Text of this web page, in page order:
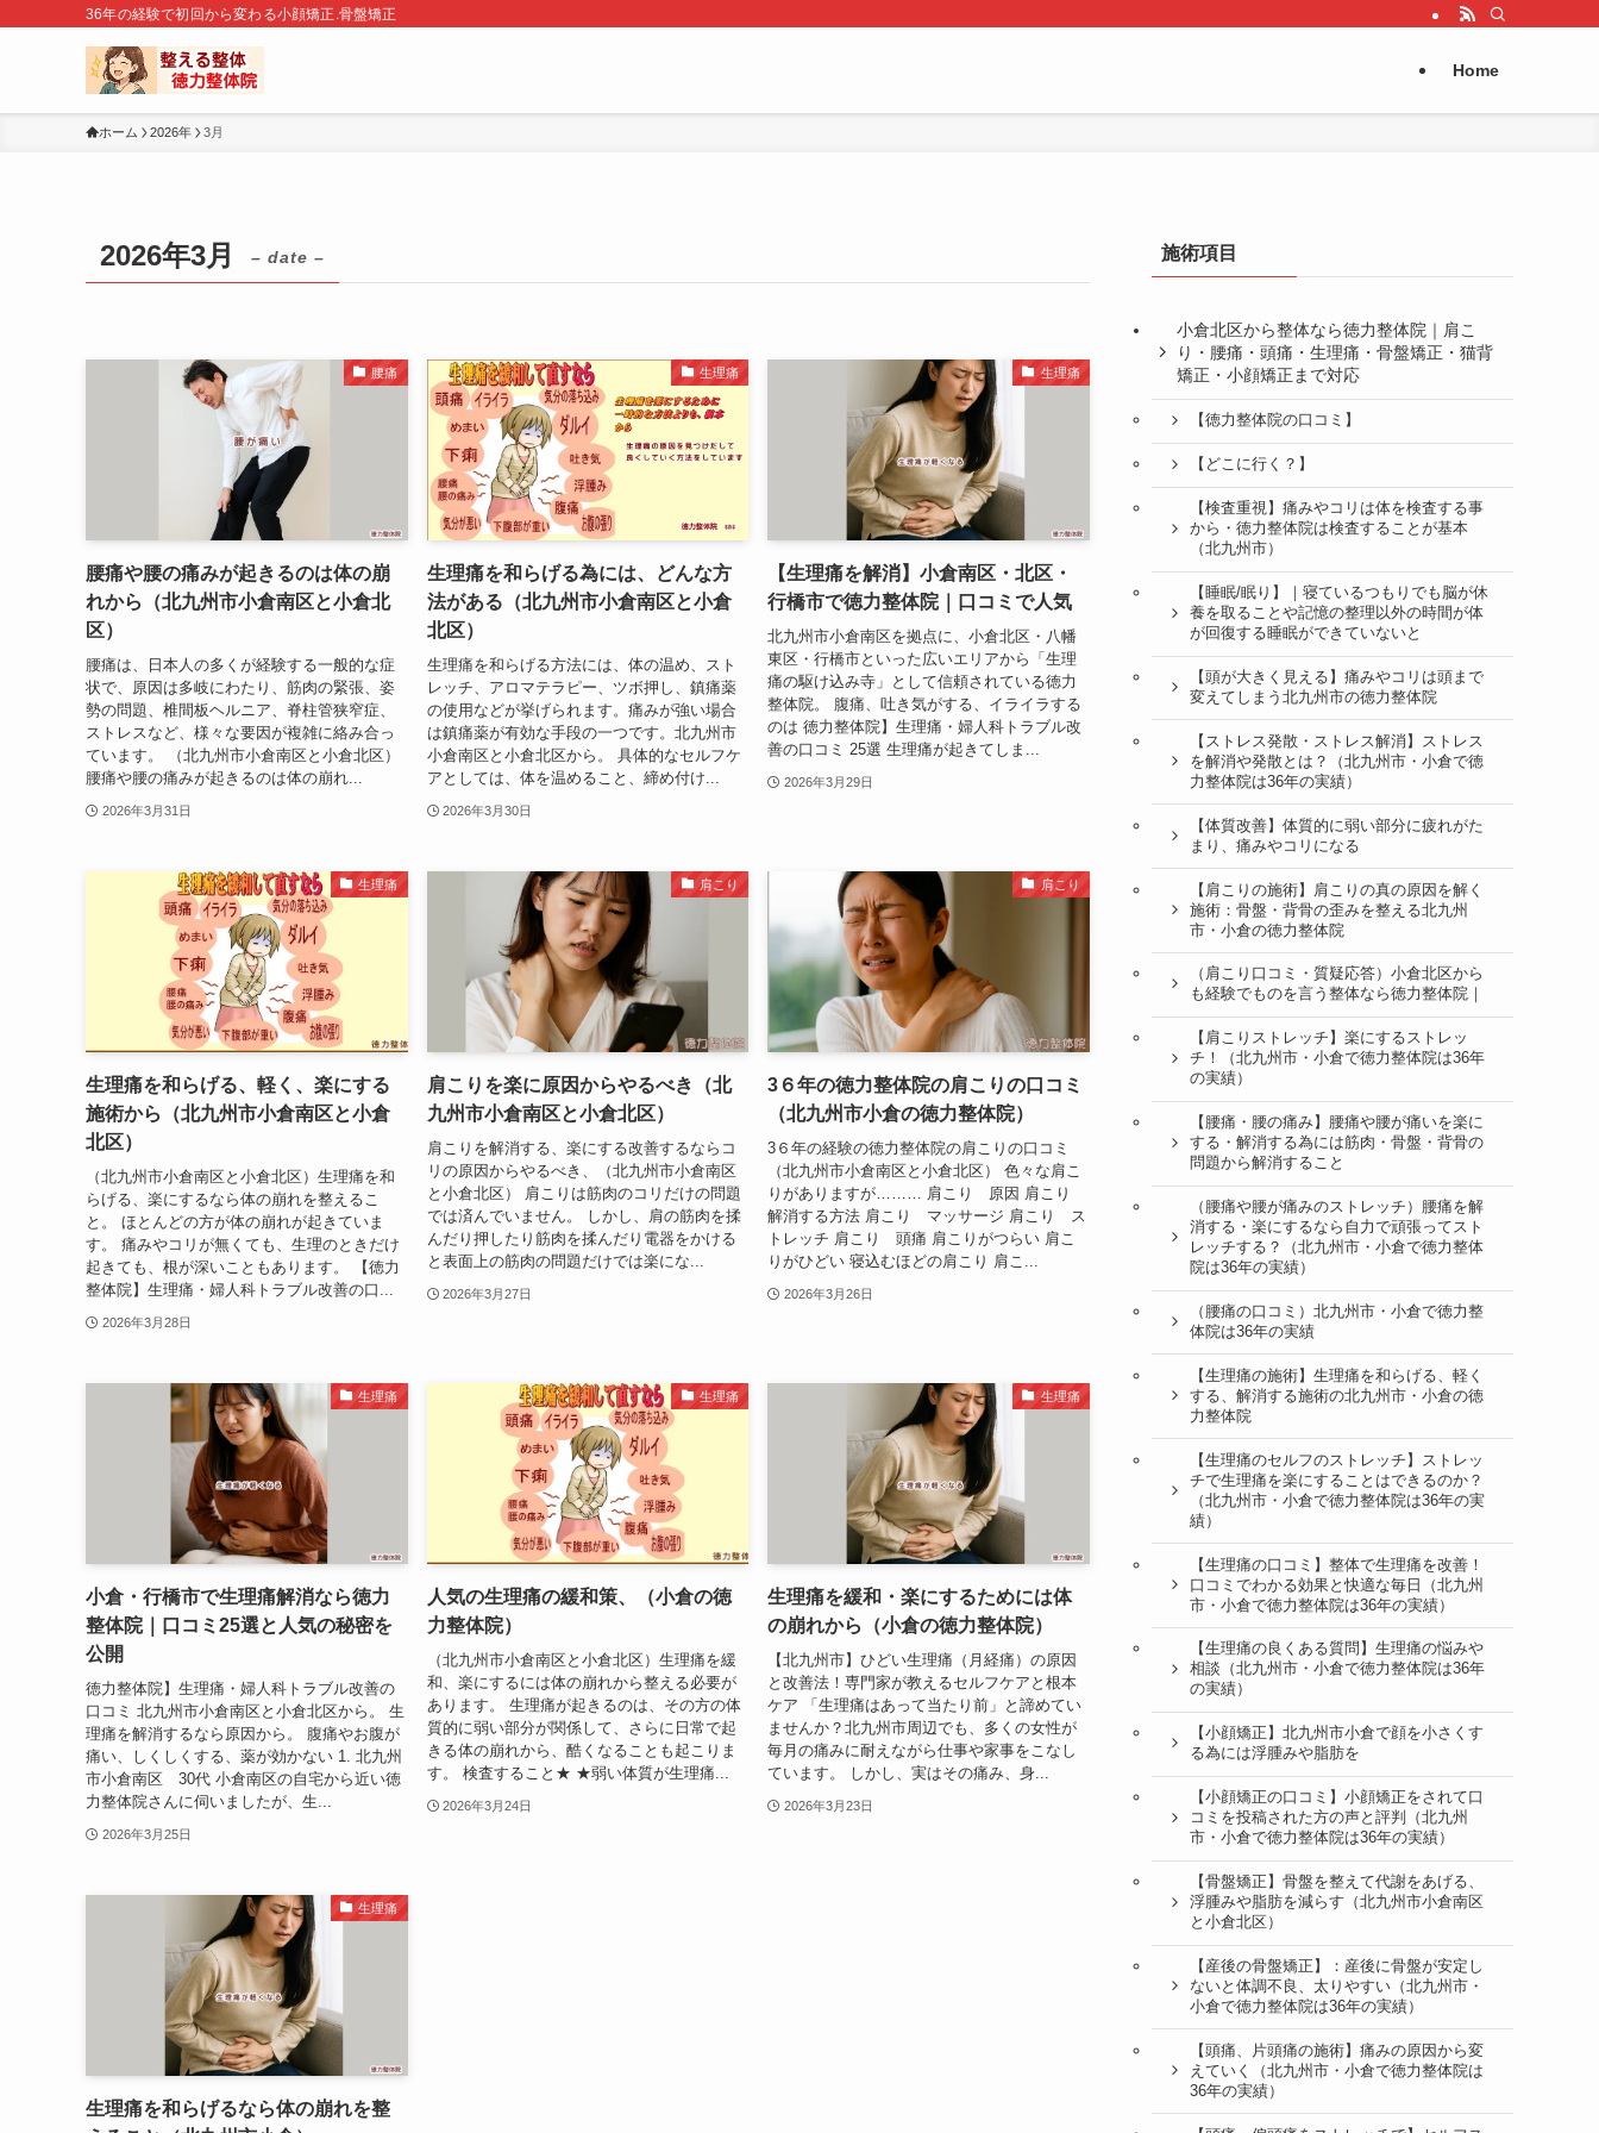
36年の経験で初回から変わる小顔矯正.骨盤矯正
Home
ホーム 2026年 3月
2026年3月 – date –
腰痛
腰痛や腰の痛みが起きるのは体の崩
れから（北九州市小倉南区と小倉北
区）
腰痛は、日本人の多くが経験する一般的な症
状で、原因は多岐にわたり、筋肉の緊張、姿
勢の問題、椎間板ヘルニア、脊柱管狭窄症、
ストレスなど、様々な要因が複雑に絡み合っ
ています。 （北九州市小倉南区と小倉北区）
腰痛や腰の痛みが起きるのは体の崩れ...
2026年3月31日
生理痛
生理痛を和らげる為には、どんな方
法がある（北九州市小倉南区と小倉
北区）
生理痛を和らげる方法には、体の温め、スト
レッチ、アロマテラピー、ツボ押し、鎮痛薬
の使用などが挙げられます。痛みが強い場合
は鎮痛薬が有効な手段の一つです。北九州市
小倉南区と小倉北区から。 具体的なセルフケ
アとしては、体を温めること、締め付け...
2026年3月30日
生理痛
【生理痛を解消】小倉南区・北区・
行橋市で徳力整体院｜口コミで人気
北九州市小倉南区を拠点に、小倉北区・八幡
東区・行橋市といった広いエリアから「生理
痛の駆け込み寺」として信頼されている徳力
整体院。 腹痛、吐き気がする、イライラする
のは 徳力整体院】生理痛・婦人科トラブル改
善の口コミ 25選 生理痛が起きてしま...
2026年3月29日
生理痛
生理痛を和らげる、軽く、楽にする
施術から（北九州市小倉南区と小倉
北区）
（北九州市小倉南区と小倉北区）生理痛を和
らげる、楽にするなら体の崩れを整えるこ
と。 ほとんどの方が体の崩れが起きていま
す。 痛みやコリが無くても、生理のときだけ
起きても、根が深いこともあります。 【徳力
整体院】生理痛・婦人科トラブル改善の口...
2026年3月28日
肩こり
肩こりを楽に原因からやるべき（北
九州市小倉南区と小倉北区）
肩こりを解消する、楽にする改善するならコ
リの原因からやるべき、（北九州市小倉南区
と小倉北区） 肩こりは筋肉のコリだけの問題
では済んでいません。 しかし、肩の筋肉を揉
んだり押したり筋肉を揉んだり電器をかける
と表面上の筋肉の問題だけでは楽にな...
2026年3月27日
肩こり
3６年の徳力整体院の肩こりの口コミ
（北九州市小倉の徳力整体院）
3６年の経験の徳力整体院の肩こりの口コミ
（北九州市小倉南区と小倉北区） 色々な肩こ
りがありますが……… 肩こり 原因 肩こり
解消する方法 肩こり マッサージ 肩こり ス
トレッチ 肩こり 頭痛 肩こりがつらい 肩こ
りがひどい 寝込むほどの肩こり 肩こ...
2026年3月26日
生理痛
小倉・行橋市で生理痛解消なら徳力
整体院｜口コミ25選と人気の秘密を
公開
徳力整体院】生理痛・婦人科トラブル改善の
口コミ 北九州市小倉南区と小倉北区から。 生
理痛を解消するなら原因から。 腹痛やお腹が
痛い、しくしくする、薬が効かない 1. 北九州
市小倉南区 30代 小倉南区の自宅から近い徳
力整体院さんに伺いましたが、生...
2026年3月25日
生理痛
人気の生理痛の緩和策、（小倉の徳
力整体院）
（北九州市小倉南区と小倉北区）生理痛を緩
和、楽にするには体の崩れから整える必要が
あります。 生理痛が起きるのは、その方の体
質的に弱い部分が関係して、さらに日常で起
きる体の崩れから、酷くなることも起こりま
す。 検査すること★ ★弱い体質が生理痛...
2026年3月24日
生理痛
生理痛を緩和・楽にするためには体
の崩れから（小倉の徳力整体院）
【北九州市】ひどい生理痛（月経痛）の原因
と改善法！専門家が教えるセルフケアと根本
ケア 「生理痛はあって当たり前」と諦めてい
ませんか？北九州市周辺でも、多くの女性が
毎月の痛みに耐えながら仕事や家事をこなし
ています。 しかし、実はその痛み、身...
2026年3月23日
生理痛
生理痛を和らげるなら体の崩れを整
施術項目
小倉北区から整体なら徳力整体院｜肩こ
り・腰痛・頭痛・生理痛・骨盤矯正・猫背
矯正・小顔矯正まで対応
【徳力整体院の口コミ】
【どこに行く？】
【検査重視】痛みやコリは体を検査する事
から・徳力整体院は検査することが基本
（北九州市）
【睡眠/眠り】｜寝ているつもりでも脳が休
養を取ることや記憶の整理以外の時間が体
が回復する睡眠ができていないと
【頭が大きく見える】痛みやコリは頭まで
変えてしまう北九州市の徳力整体院
【ストレス発散・ストレス解消】ストレス
を解消や発散とは？（北九州市・小倉で徳
力整体院は36年の実績）
【体質改善】体質的に弱い部分に疲れがた
まり、痛みやコリになる
【肩こりの施術】肩こりの真の原因を解く
施術：骨盤・背骨の歪みを整える北九州
市・小倉の徳力整体院
（肩こり口コミ・質疑応答）小倉北区から
も経験でものを言う整体なら徳力整体院｜
【肩こりストレッチ】楽にするストレッ
チ！（北九州市・小倉で徳力整体院は36年
の実績）
【腰痛・腰の痛み】腰痛や腰が痛いを楽に
する・解消する為には筋肉・骨盤・背骨の
問題から解消すること
（腰痛や腰が痛みのストレッチ）腰痛を解
消する・楽にするなら自力で頑張ってスト
レッチする？（北九州市・小倉で徳力整体
院は36年の実績）
（腰痛の口コミ）北九州市・小倉で徳力整
体院は36年の実績
【生理痛の施術】生理痛を和らげる、軽く
する、解消する施術の北九州市・小倉の徳
力整体院
【生理痛のセルフのストレッチ】ストレッ
チで生理痛を楽にすることはできるのか？
（北九州市・小倉で徳力整体院は36年の実
績）
【生理痛の口コミ】整体で生理痛を改善！
口コミでわかる効果と快適な毎日（北九州
市・小倉で徳力整体院は36年の実績）
【生理痛の良くある質問】生理痛の悩みや
相談（北九州市・小倉で徳力整体院は36年
の実績）
【小顔矯正】北九州市小倉で顔を小さくす
る為には浮腫みや脂肪を
【小顔矯正の口コミ】小顔矯正をされて口
コミを投稿された方の声と評判（北九州
市・小倉で徳力整体院は36年の実績）
【骨盤矯正】骨盤を整えて代謝をあげる、
浮腫みや脂肪を減らす（北九州市小倉南区
と小倉北区）
【産後の骨盤矯正】：産後に骨盤が安定し
ないと体調不良、太りやすい（北九州市・
小倉で徳力整体院は36年の実績）
【頭痛、片頭痛の施術】痛みの原因から変
えていく（北九州市・小倉で徳力整体院は
36年の実績）